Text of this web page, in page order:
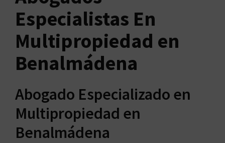
Especialistas En
Multipropiedad en
Benalmádena
Abogado Especializado en
Multipropiedad en
Benalmádena